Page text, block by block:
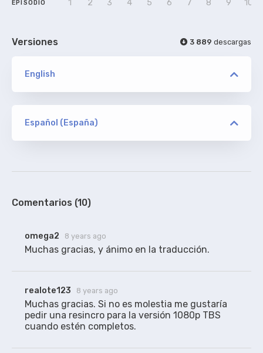
EPISODIO 1 2 3 4 5 6 7 8 9 10
Versiones 3 889 descargas
English
KILLERS
ORIGINAL pabloartista
Español (España)
KILLERS
versión
BAMBOOZLE/TBS
RESINCRONIZADO marilynbrown2
Subtítulos traducidos aquí, sincronizados para
iNTERNAL WEB BAMBOOZLE (720p) y WEB TBS
(1080p)
Comentarios (10)
omega2 8 years ago
Muchas gracias, y ánimo en la traducción.
realote123 8 years ago
Muchas gracias. Si no es molestia me gustaría
pedir una resincro para la versión 1080p TBS
cuando estén completos.